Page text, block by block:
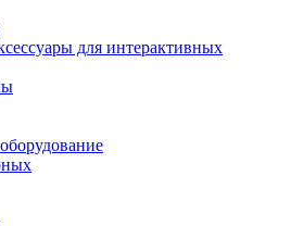
для интерактивных